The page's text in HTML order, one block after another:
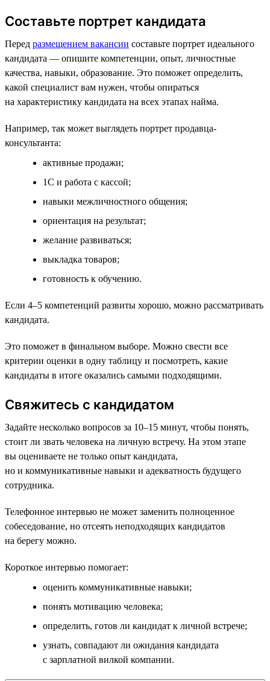
Составьте портрет кандидата
Перед размещением вакансии составьте портрет идеального
кандидата — опишите компетенции, опыт, личностные
качества, навыки, образование. Это поможет определить,
какой специалист вам нужен, чтобы опираться
на характеристику кандидата на всех этапах найма.
Например, так может выглядеть портрет продавца-
консультанта:
активные продажи;
1С и работа с кассой;
навыки межличностного общения;
ориентация на результат;
желание развиваться;
выкладка товаров;
готовность к обучению.
Если 4–5 компетенций развиты хорошо, можно рассматривать
кандидата.
Это поможет в финальном выборе. Можно свести все
критерии оценки в одну таблицу и посмотреть, какие
кандидаты в итоге оказались самыми подходящими.
Свяжитесь с кандидатом
Задайте несколько вопросов за 10–15 минут, чтобы понять,
стоит ли звать человека на личную встречу. На этом этапе
вы оцениваете не только опыт кандидата,
но и коммуникативные навыки и адекватность будущего
сотрудника.
Телефонное интервью не может заменить полноценное
собеседование, но отсеять неподходящих кандидатов
на берегу можно.
Короткое интервью помогает:
оценить коммуникативные навыки;
понять мотивацию человека;
определить, готов ли кандидат к личной встрече;
узнать, совпадают ли ожидания кандидата
с зарплатной вилкой компании.